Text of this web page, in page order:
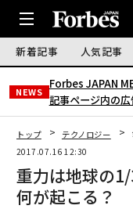
新着記事 人気記事
NEWS
Forbes JAPAN
記事ページ内の
トップ テクノロジー
2017.07.16 12:30
重力は地球の
何が起こる？